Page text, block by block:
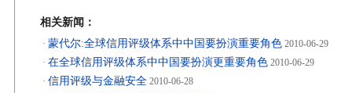
相关新闻：
· 蒙代尔:全球信用评级体系中中国要扮演重要角色 2010-06-29
· 在全球信用评级体系中中国要扮演更重要角色 2010-06-29
· 信用评级与金融安全 2010-06-28